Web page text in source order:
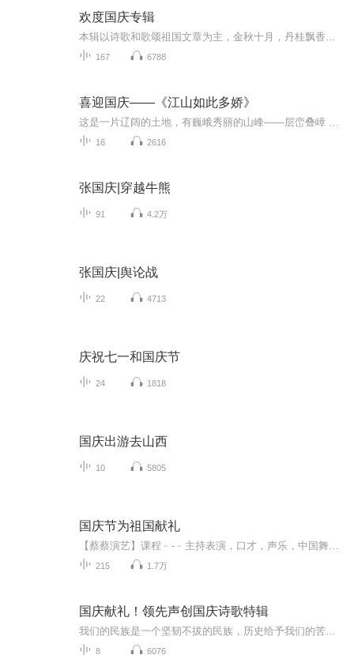
欢度国庆专辑
167 6788
喜迎国庆——《江山如此多娇》
16 2616
张国庆|穿越牛熊
91 4.2万
张国庆|舆论战
22 4713
庆祝七一和国庆节
24 1818
国庆出游去山西
10 5805
国庆节为祖国献礼
215 1.7万
国庆献礼！领先声创国庆诗歌特辑
8 6076